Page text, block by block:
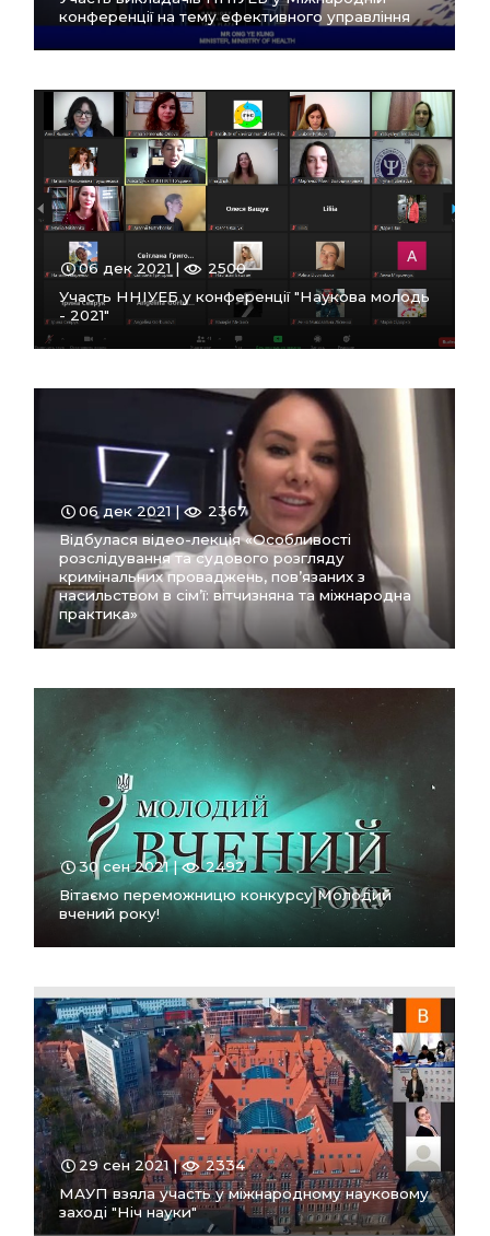
конференції на тему ефективного управління
ПЕРЕЙТИВ РОЗДІЛ
06 дек 2021 |
2500
Участь ННІУЕБ у конференції "Наукова молодь
- 2021"
ПЕРЕЙТИ В РОЗДІЛ
06 дек 2021 |
2367
Відбулася відео-лекція «Особливості
розслідування та судового розгляду
кримінальних проваджень, пов’язаних з
насильством в сім’ї: вітчизняна та міжнародна
практика»
ПЕРЕЙТИВ РОЗДІЛ
30 сен 2021 |
2492
Вітаємо переможницю конкурсу Молодий
вчений року!
ПЕРЕЙТИВ РОЗДІЛ
29 сен 2021 |
2334
МАУП взяла участь у міжнародному науковому
заході "Ніч науки"